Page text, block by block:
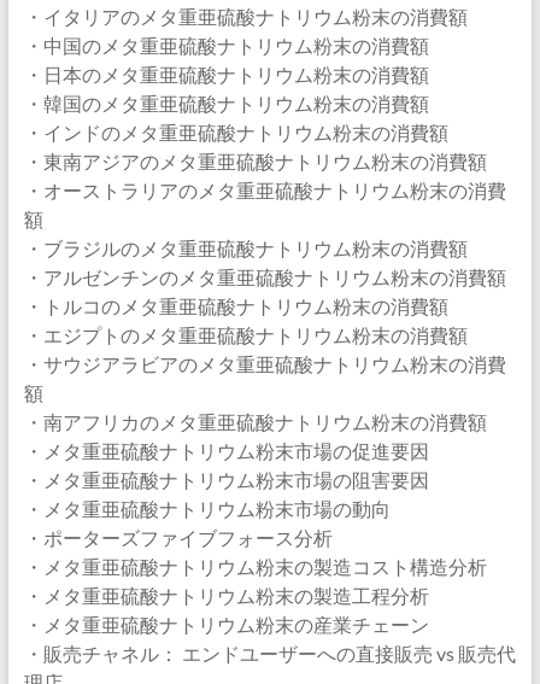
・イタリアのメタ重亜硫酸ナトリウム粉末の消費額
・中国のメタ重亜硫酸ナトリウム粉末の消費額
・日本のメタ重亜硫酸ナトリウム粉末の消費額
・韓国のメタ重亜硫酸ナトリウム粉末の消費額
・インドのメタ重亜硫酸ナトリウム粉末の消費額
・東南アジアのメタ重亜硫酸ナトリウム粉末の消費額
・オーストラリアのメタ重亜硫酸ナトリウム粉末の消費
額
・ブラジルのメタ重亜硫酸ナトリウム粉末の消費額
・アルゼンチンのメタ重亜硫酸ナトリウム粉末の消費額
・トルコのメタ重亜硫酸ナトリウム粉末の消費額
・エジプトのメタ重亜硫酸ナトリウム粉末の消費額
・サウジアラビアのメタ重亜硫酸ナトリウム粉末の消費
額
・南アフリカのメタ重亜硫酸ナトリウム粉末の消費額
・メタ重亜硫酸ナトリウム粉末市場の促進要因
・メタ重亜硫酸ナトリウム粉末市場の阻害要因
・メタ重亜硫酸ナトリウム粉末市場の動向
・ポーターズファイブフォース分析
・メタ重亜硫酸ナトリウム粉末の製造コスト構造分析
・メタ重亜硫酸ナトリウム粉末の製造工程分析
・メタ重亜硫酸ナトリウム粉末の産業チェーン
・販売チャネル： エンドユーザーへの直接販売 vs 販売代